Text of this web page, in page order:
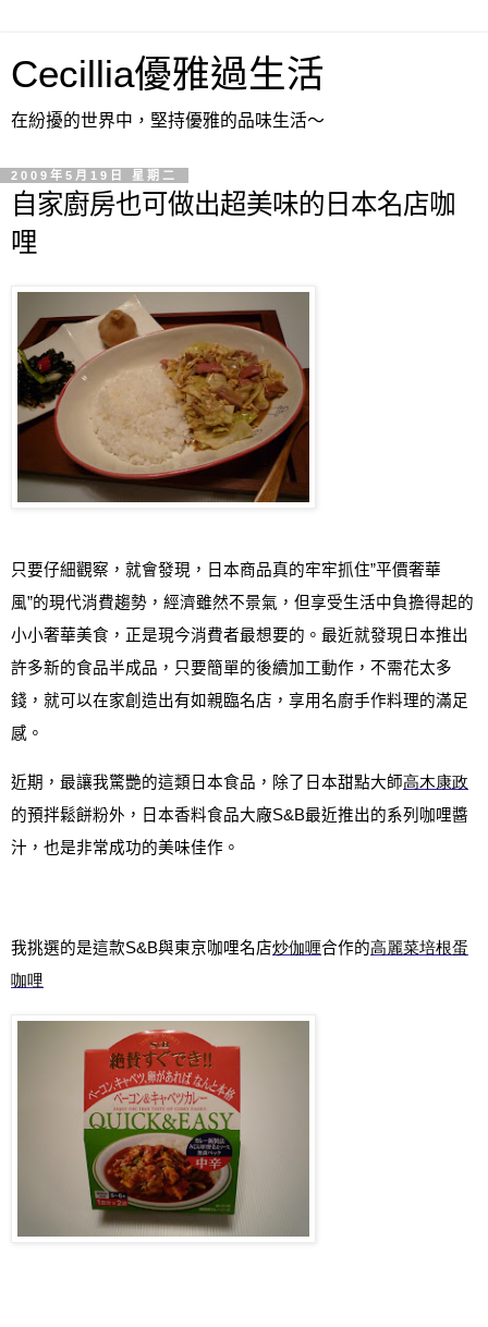
Cecillia優雅過生活
在紛擾的世界中，堅持優雅的品味生活～
2009年5月19日 星期二
自家廚房也可做出超美味的日本名店咖
哩
只要仔細觀察，就會發現，日本商品真的牢牢抓住”平價奢華
風”的現代消費趨勢，經濟雖然不景氣，但享受生活中負擔得起的
小小奢華美食，正是現今消費者最想要的。最近就發現日本推出
許多新的食品半成品，只要簡單的後續加工動作，不需花太多
錢，就可以在家創造出有如親臨名店，享用名廚手作料理的滿足
感。
近期，最讓我驚艷的這類日本食品，除了日本甜點大師高木康政
的預拌鬆餅粉外，日本香料食品大廠S&B最近推出的系列咖哩醬
汁 ， 也是非常成功的美味佳作。
我挑選的是這款S&B與東京咖哩名店炒伽喱合作的高麗菜培根蛋
咖哩